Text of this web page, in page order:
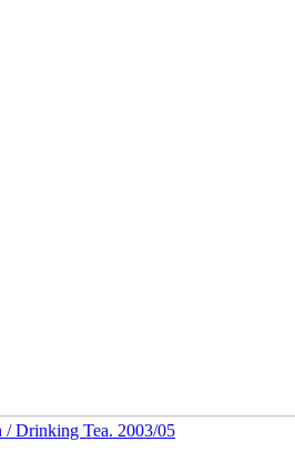
/ Drinking Tea. 2003/05